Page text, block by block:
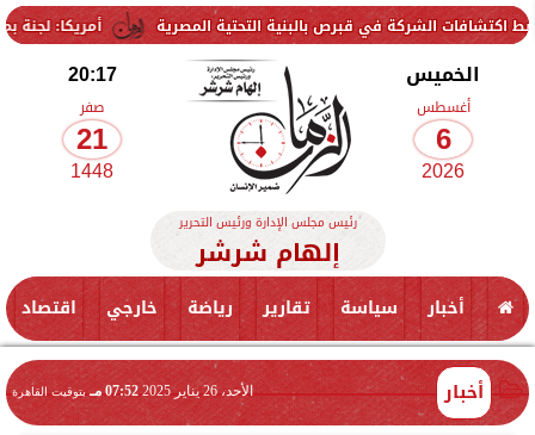
أمريكا: لجنة بمجلس الشركة في قبرص بالبنية التحتية المصرية
الخميس
أغسطس
6
2026
20:17
صفر
21
1448
رئيس مجلس الإدارة ورئيس التحرير
إلهام شرشر
أخبار سياسة تقارير رياضة خارجي اقتصاد
أخبار الأحد، 26 يناير 2025 07:52 مـ بتوقيت القاهرة